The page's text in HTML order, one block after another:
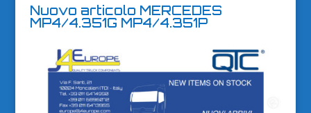
Nuovo articolo MERCEDES
MP4/4.351G MP4/4.351P